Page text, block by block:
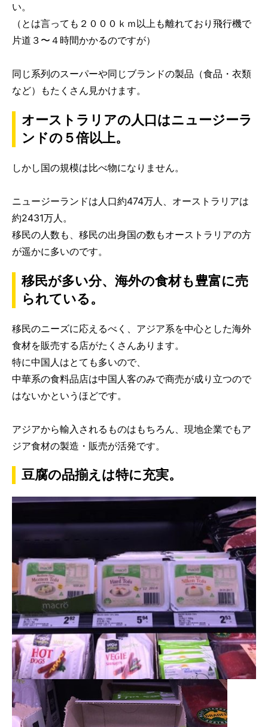
い。
（とは言っても２０００ｋｍ以上も離れており飛行機で
片道３〜４時間かかるのですが）
同じ系列のスーパーや同じブランドの製品（食品・衣類
など）もたくさん見かけます。
オーストラリアの人口はニュージーラ
ンドの５倍以上。
しかし国の規模は比べ物になりません。
ニュージーランドは人口約474万人、オーストラリアは
約2431万人。
移民の人数も、移民の出身国の数もオーストラリアの方
が遥かに多いのです。
移民が多い分、海外の食材も豊富に売
られている。
移民のニーズに応えるべく、アジア系を中心とした海外
食材を販売する店がたくさんあります。
特に中国人はとても多いので、
中華系の食料品店は中国人客のみで商売が成り立つので
はないかというほどです。
アジアから輸入されるものはもちろん、現地企業でもア
ジア食材の製造・販売が活発です。
豆腐の品揃えは特に充実。